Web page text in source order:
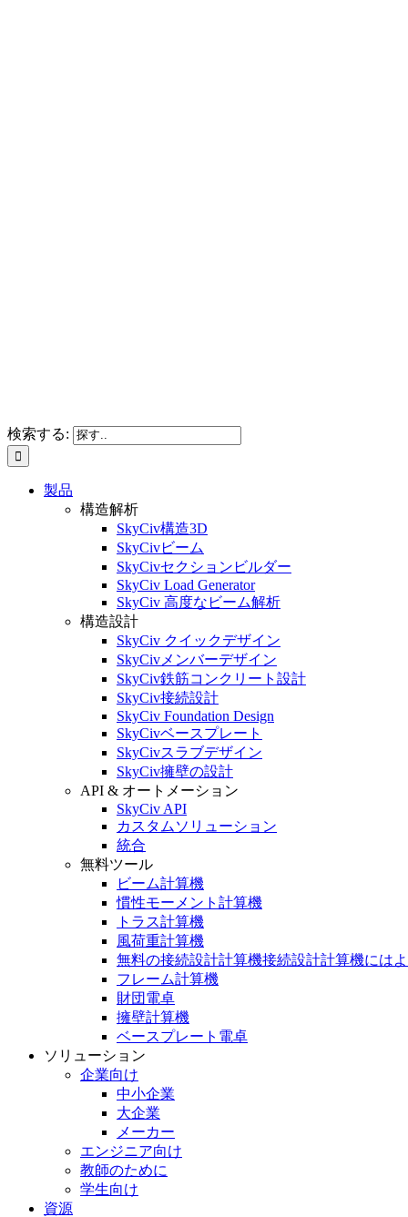
検索する:
製品
構造解析
SkyCiv構造3D
SkyCivビーム
SkyCivセクションビルダー
SkyCiv Load Generator
SkyCiv 高度なビーム解析
構造設計
SkyCiv クイックデザイン
SkyCivメンバーデザイン
SkyCiv鉄筋コンクリート設計
SkyCiv接続設計
SkyCiv Foundation Design
SkyCivベースプレート
SkyCivスラブデザイン
SkyCiv擁壁の設計
API & オートメーション
SkyCiv API
カスタムソリューション
統合
無料ツール
ビーム計算機
慣性モーメント計算機
トラス計算機
風荷重計算機
無料の接続設計計算機接続設計計算機には
フレーム計算機
財団電卓
擁壁計算機
ベースプレート電卓
ソリューション
企業向け
中小企業
大企業
メーカー
エンジニア向け
教師のために
学生向け
資源